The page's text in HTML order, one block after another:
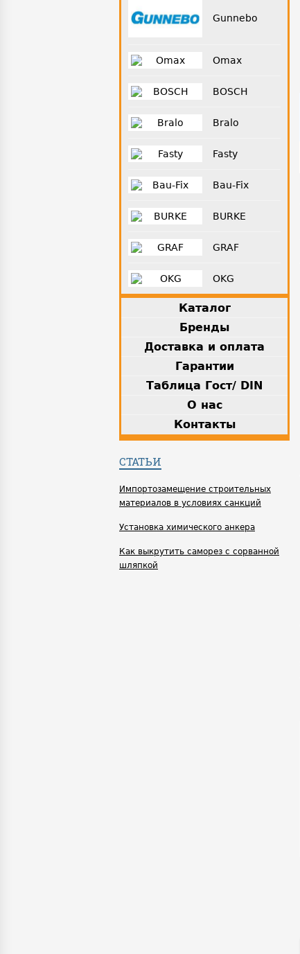
Gunnebo
Omax
BOSCH
Bralo
Fasty
Bau-Fix
BURKE
GRAF
OKG
Каталог
Бренды
Доставка и оплата
Гарантии
Таблица Гост/ DIN
О нас
Контакты
СТАТЬИ
Импортозамещение строительных
материалов в условиях санкций
Установка химического анкера
Как выкрутить саморез с сорванной
шляпкой